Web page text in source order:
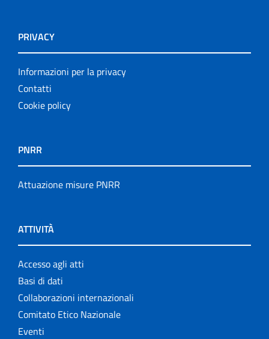
PRIVACY
Informazioni per la privacy
Contatti
Cookie policy
PNRR
Attuazione misure PNRR
ATTIVITÀ
Accesso agli atti
Basi di dati
Collaborazioni internazionali
Comitato Etico Nazionale
Eventi